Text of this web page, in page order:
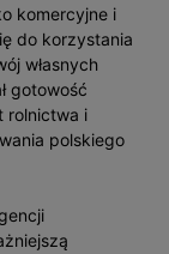
komercyjne i
do korzystania
własnych
gotowość
rolnictwa i
polskiego